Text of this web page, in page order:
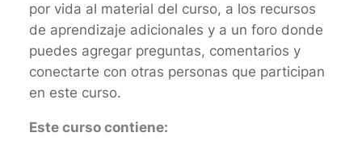
por vida al material del curso, a los recursos
de aprendizaje adicionales y a un foro donde
puedes agregar preguntas, comentarios y
conectarte con otras personas que participan
en este curso.
Este curso contiene: